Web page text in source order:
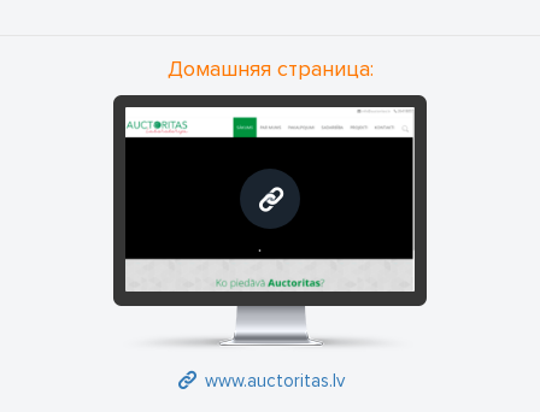
развиваться, внедряя новые методы анализов, сферы и
услуги.
Домашняя страница:
www.auctoritas.lv